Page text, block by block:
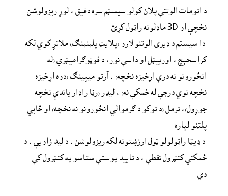
نخچې او 3D ماډلونه راټول کړئ.
پلټنو لپاره.
دي.